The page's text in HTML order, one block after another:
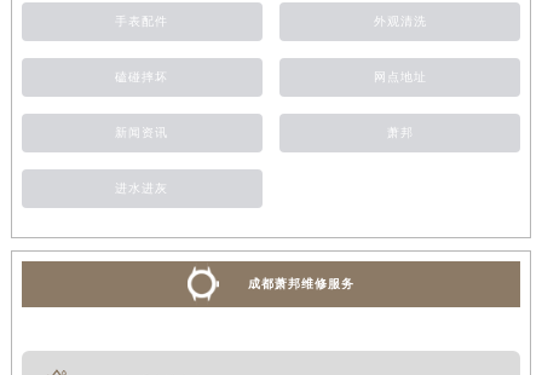
手表配件 外观清洗
磕碰摔坏 网点地址
新闻资讯 萧邦
进水进灰
成都萧邦维修服务